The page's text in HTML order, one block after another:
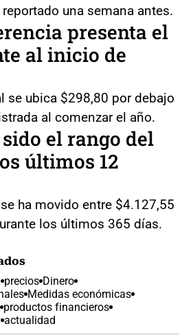
una semana antes.
presenta el
al inicio de
se ubica $298,80 por debajo
al comenzar el año.
el rango del
últimos 12
ha movido entre $4.127,55
los últimos 365 días.
precios Dinero
Medidas económicas
productos financieros
actualidad